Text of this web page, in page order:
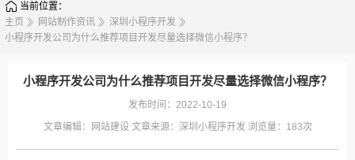
当前位置：
主页
网站制作资讯
深圳小程序开发
小程序开发公司为什么推荐项目开发尽量选择微信小程序？
小程序开发公司为什么推荐项目开发尽量选择微信小程序？
发布时间：2022-10-19
文章编辑：
网站建设文章来源： 深圳小程序开发 浏览量： 183次